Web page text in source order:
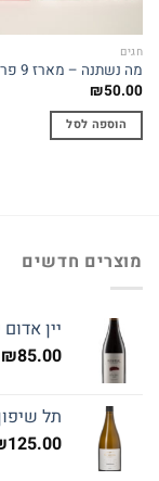
האפשרויות
בעמוד
המוצר
חגים
מה נשתנה – מארז 9 פרלינים לחג
₪50.00
הוספה לסל
מוצרים חדשים
יין
₪85.00
תל שיפון
125.00